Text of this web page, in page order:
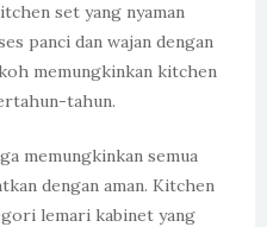
set yang nyaman
panci dan wajan dengan
memungkinkan kitchen
tahun.
memungkinkan semua
dengan aman. Kitchen
lemari kabinet yang